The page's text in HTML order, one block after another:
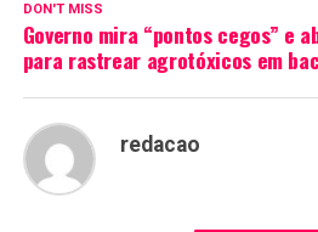
DON'T MISS
Governo mira “pontos cegos” e
para rastrear agrotóxicos em
redacao